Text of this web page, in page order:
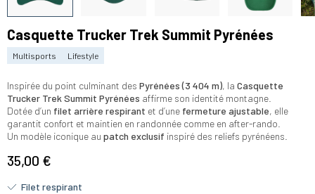
Casquette Trucker Trek Summit Pyrénées
Multisports Lifestyle
Inspirée du point culminant des Pyrénées (3 404 m), la Casquette
Trucker Trek Summit Pyrénées affirme son identité montagne.
Dotée d’un filet arrière respirant et d’une fermeture ajustable, elle
garantit confort et maintien en randonnée comme en after-rando.
Un modèle iconique au patch exclusif inspiré des reliefs pyrénéens.
35,00 €
Filet respirant